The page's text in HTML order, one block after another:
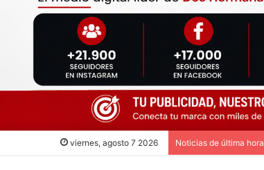
viernes, agosto 7 2026 Noticias de última hora